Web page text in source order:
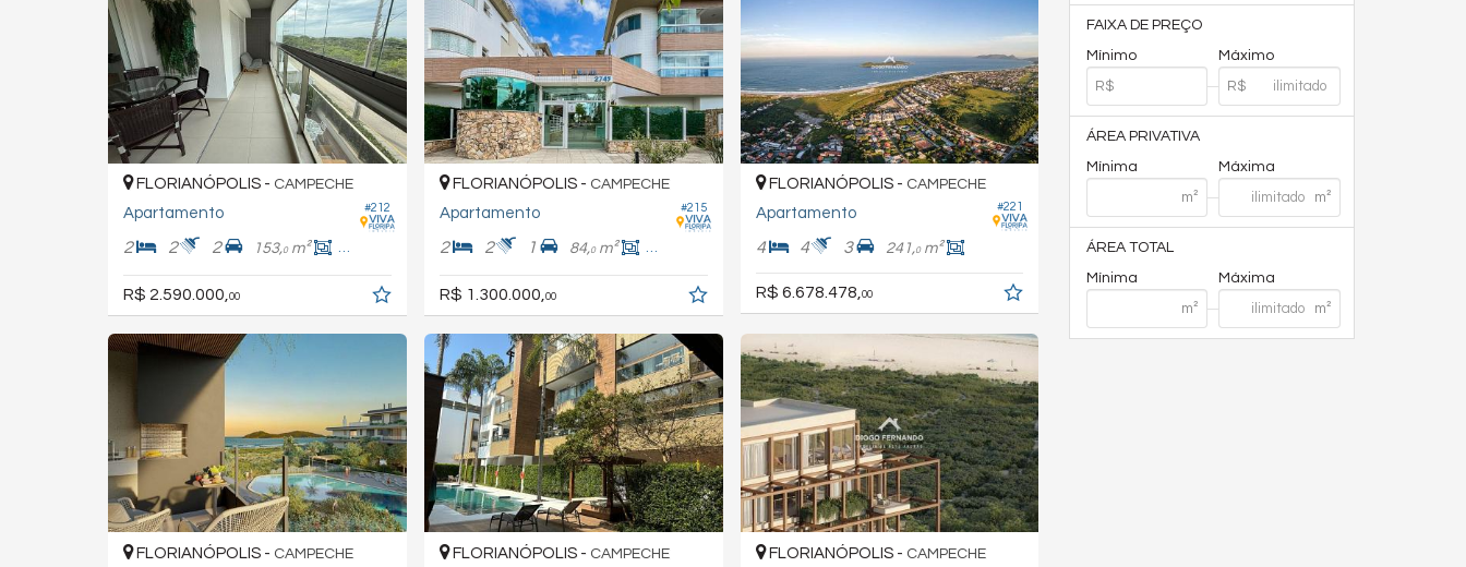
FAIXA DE PREÇO
Mínimo
Máximo
ÁREA PRIVATIVA
Mínima
Máxima
ÁREA TOTAL
Mínima
Máxima
#212
FLORIANÓPOLIS - CAMPECHE
Apartamento
2 2 2 153,0m² 92,
R$ 2.590.000, 00
#215
FLORIANÓPOLIS - CAMPECHE
Apartamento
2 2 1 84,0m² 71,
R$ 1.300.000, 00
#221
FLORIANÓPOLIS - CAMPECHE
Apartamento
4 4 3 241,0m²
R$ 6.678.478, 00
FLORIANÓPOLIS - CAMPECHE FLORIANÓPOLIS - CAMPECHE FLORIANÓPOLIS - CAMPECHE